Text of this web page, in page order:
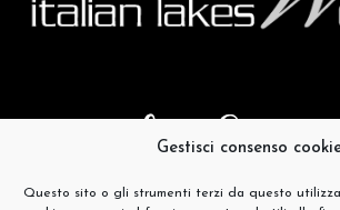
Gestisci consenso
Questo sito o gli strumenti terzi da questo